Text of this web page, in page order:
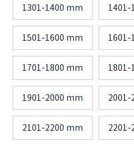
1301-1400 mm 1401-
1501-1600 mm 1601-
1701-1800 mm 1801-
1901-2000 mm 2001-
2101-2200 mm 2201-